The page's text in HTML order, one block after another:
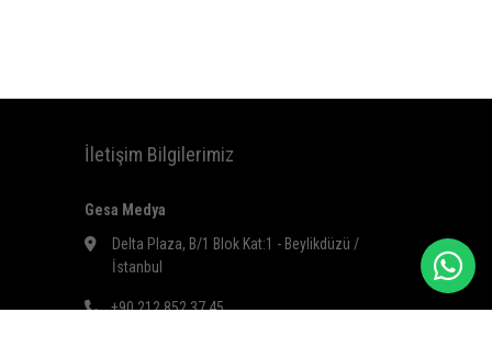
İletişim Bilgilerimiz
Gesa Medya
Delta Plaza, B/1 Blok Kat:1 - Beylikdüzü /
İstanbul
+90 212 852 37 45